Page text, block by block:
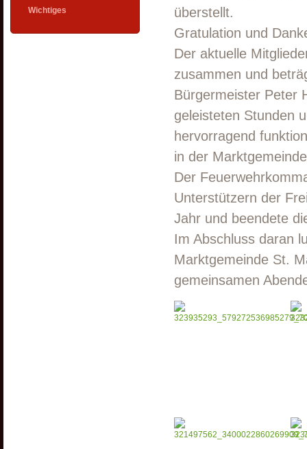
überstellt.
Gratulation und
Der aktuelle
zusammen und
Bürgermeister Peter
geleisteten Stunden
hervorragend
in der
Der
Unterstützern der
Jahr und beendete
Im Abschluss daran
Marktgemeinde St.
gemeinsamen
Wichtiges